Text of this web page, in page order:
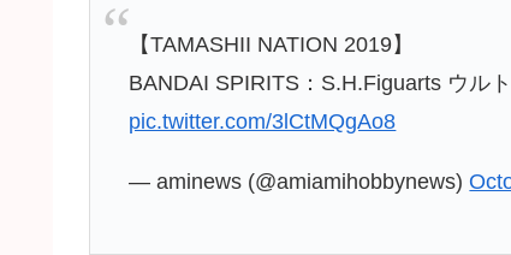
【TAMASHII NATION 2019】
BANDAI SPIRITS：S.H.Figuarts ウル
pic.twitter.com/3lCtMQgAo8
— aminews (@amiamihobbynews)